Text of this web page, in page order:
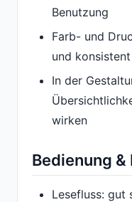
Benutzung
Farb- und
und konsistent
In der
wirken
Bedienung
Lesefluss: gut